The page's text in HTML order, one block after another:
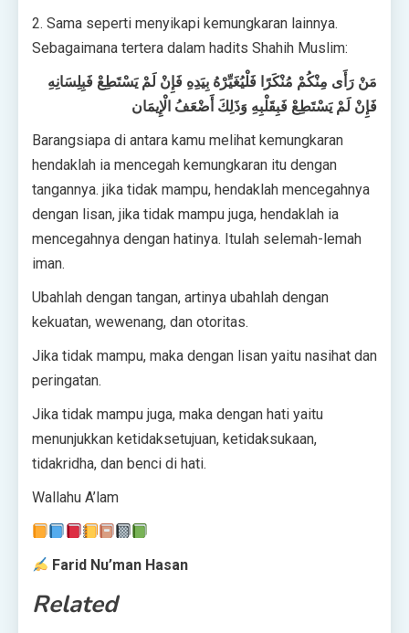
2. Sama seperti menyikapi kemungkaran lainnya.
Sebagaimana tertera dalam hadits Shahih Muslim:
مَنْ رَأَى مِنْكُمْ مُنْكَرًا فَلْيُغَيِّرْهُ بِيَدِهِ فَإِنْ لَمْ يَسْتَطِعْ فَبِلِسَانِهِ
فَإِنْ لَمْ يَسْتَطِعْ فَبِقَلْبِهِ وَذَلِكَ أَضْعَفُ الْإِيمَان
Barangsiapa di antara kamu melihat kemungkaran
hendaklah ia mencegah kemungkaran itu dengan
tangannya. jika tidak mampu, hendaklah mencegahnya
dengan lisan, jika tidak mampu juga, hendaklah ia
mencegahnya dengan hatinya. Itulah selemah-lemah
iman.
Ubahlah dengan tangan, artinya ubahlah dengan
kekuatan, wewenang, dan otoritas.
Jika tidak mampu, maka dengan lisan yaitu nasihat dan
peringatan.
Jika tidak mampu juga, maka dengan hati yaitu
menunjukkan ketidaksetujuan, ketidaksukaan,
tidakridha, dan benci di hati.
Wallahu A’lam
Farid Nu’man Hasan
Related